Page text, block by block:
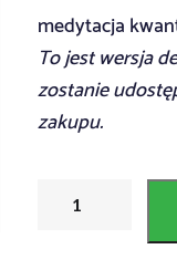
d
i
o
P
medytacja
To jest wersja
zostanie
zakupu.